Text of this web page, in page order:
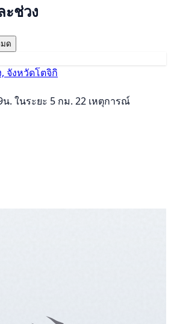
ะช่วง
ด
จังหวัดโตจิกิ
น. ในระยะ 5 กม. 22 เหตุการณ์